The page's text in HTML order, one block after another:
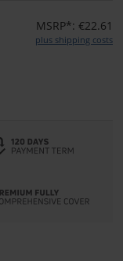
MSRP*: €22.61
plus shipping costs